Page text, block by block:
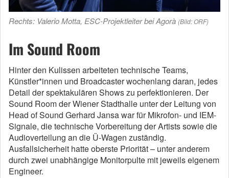
Rechts: Valerio Motta, ESC-Projektleiter bei Agorà (Bild: ORF)
Im Sound Room
Hinter den Kulissen arbeiteten technische Teams,
Künstler*innen und Broadcaster wochenlang daran, jedes
Detail der spektakulären Shows zu perfektionieren. Der
Sound Room der Wiener Stadthalle unter der Leitung von
Head of Sound Gerhard Jansa war für Mikrofon- und IEM-
Signale, die technische Vorbereitung der Artists sowie die
Audioverteilung an die Ü-Wagen zuständig.
Ausfallsicherheit hatte oberste Priorität – unter anderem
durch zwei unabhängige Monitorpulte mit jeweils eigenem
Engineer.